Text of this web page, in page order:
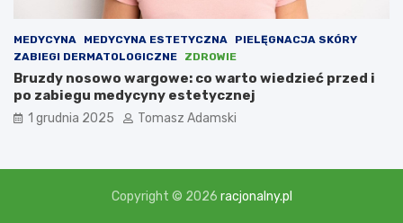
MEDYCYNA MEDYCYNA ESTETYCZNA
PIELĘGNACJA SKÓRY
ZABIEGI DERMATOLOGICZNE
ZDROWIE
Bruzdy nosowo wargowe: co warto wiedzieć przed i
po zabiegu medycyny estetycznej
1 grudnia 2025 Tomasz Adamski
Copyright © 2026 racjonalny.pl